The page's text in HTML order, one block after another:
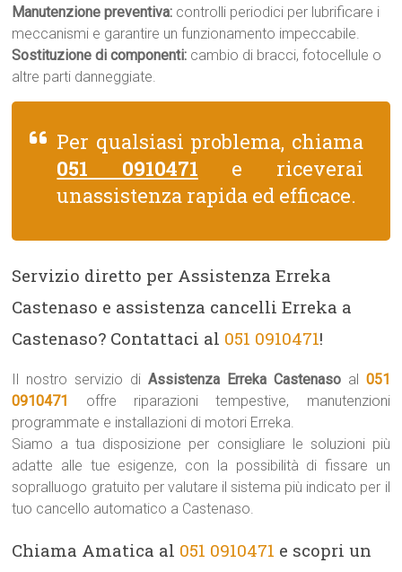
Manutenzione preventiva: controlli periodici per lubrificare i
meccanismi e garantire un funzionamento impeccabile.
Sostituzione di componenti: cambio di bracci, fotocellule o
altre parti danneggiate.
Per qualsiasi problema, chiama
051 0910471 e riceverai
unassistenza rapida ed efficace.
Servizio diretto per Assistenza Erreka
Castenaso e assistenza cancelli Erreka a
Castenaso? Contattaci al 051 0910471!
Il nostro servizio di Assistenza Erreka Castenasoal 051
0910471
offre riparazioni tempestive, manutenzioni
programmate e installazioni di motori Erreka.
Siamo a tua disposizione per consigliare le soluzioni più
adatte alle tue esigenze, con la possibilità di fissare un
sopralluogo gratuito per valutare il sistema più indicato per il
tuo cancello automatico a Castenaso.
Chiama Amatica al 051 0910471 e scopri un